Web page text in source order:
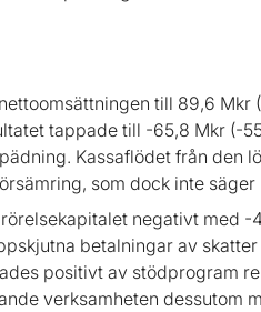
till 89,6 Mkr
tappade till -65,8 Mkr (-
Kassaflödet från den
som dock inte
negativt med -
betalningar av
positivt av stödprogram
verksamheten dessutom